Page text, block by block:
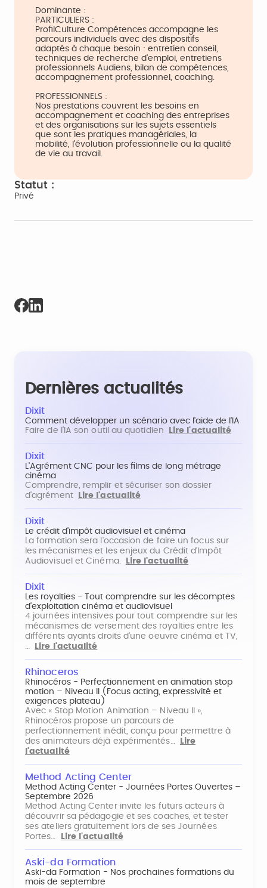
Dominante :
PARTICULIERS :
ProfilCulture Compétences accompagne les
parcours individuels avec des dispositifs
adaptés à chaque besoin : entretien conseil,
techniques de recherche d'emploi, entretiens
professionnels Audiens, bilan de compétences,
accompagnement professionnel, coaching.
PROFESSIONNELS :
Nos prestations couvrent les besoins en
accompagnement et coaching des entreprises
et des organisations sur les sujets essentiels
que sont les pratiques managériales, la
mobilité, l'évolution professionnelle ou la qualité
de vie au travail.
Statut :
Privé
Dernières actualités
Dixit
Comment développer un scénario avec l'aide de l'IA
Faire de l'IA son outil au quotidien
Lire l'actualité
Dixit
L'Agrément CNC pour les films de long métrage
cinéma
Comprendre, remplir et sécuriser son dossier
d'agrément
Lire l'actualité
Dixit
Le crédit d'impôt audiovisuel et cinéma
La formation sera l'occasion de faire un focus sur
les mécanismes et les enjeux du Crédit d'Impôt
Audiovisuel et Cinéma.
Lire l'actualité
Dixit
Les royalties - Tout comprendre sur les décomptes
d'exploitation cinéma et audiovisuel
4 journées intensives pour tout comprendre sur les
mécanismes de versement des royalties entre les
différents ayants droits d'une oeuvre cinéma et TV,
…
Lire l'actualité
Rhinoceros
Rhinocéros - Perfectionnement en animation stop
motion – Niveau II (Focus acting, expressivité et
exigences plateau)
Avec « Stop Motion Animation – Niveau II »,
Rhinocéros propose un parcours de
perfectionnement inédit, conçu pour permettre à
des animateurs déjà expérimentés…
Lire
l'actualité
Method Acting Center
Method Acting Center - Journées Portes Ouvertes –
Septembre 2026
Method Acting Center invite les futurs acteurs à
découvrir sa pédagogie et ses coaches, et tester
ses ateliers gratuitement lors de ses Journées
Portes…
Lire l'actualité
Aski-da Formation
Aski-da Formation - Nos prochaines formations du
mois de septembre